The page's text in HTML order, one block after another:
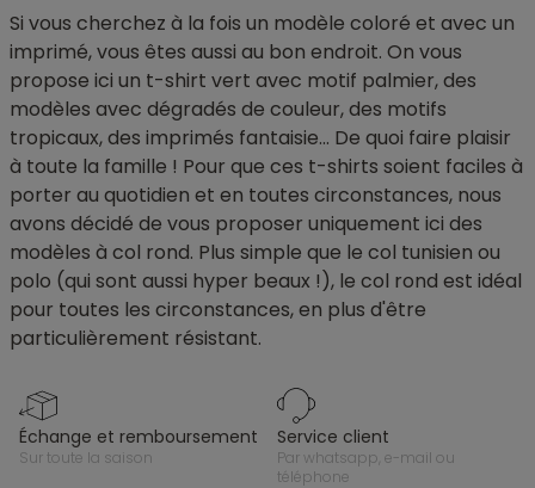
Si vous cherchez à la fois un modèle coloré et avec un
imprimé, vous êtes aussi au bon endroit. On vous
propose ici un t-shirt vert avec motif palmier, des
modèles avec dégradés de couleur, des motifs
tropicaux, des imprimés fantaisie... De quoi faire plaisir
à toute la famille ! Pour que ces t-shirts soient faciles à
porter au quotidien et en toutes circonstances, nous
avons décidé de vous proposer uniquement ici des
modèles à col rond. Plus simple que le col tunisien ou
polo (qui sont aussi hyper beaux !), le col rond est idéal
pour toutes les circonstances, en plus d'être
particulièrement résistant.
échange et remboursement
sur toute la saison
service client
par whatsapp, e-mail ou
téléphone